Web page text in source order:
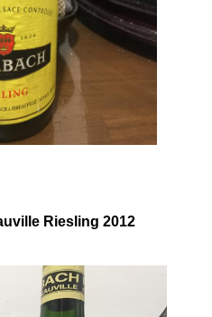
Riesling 2012